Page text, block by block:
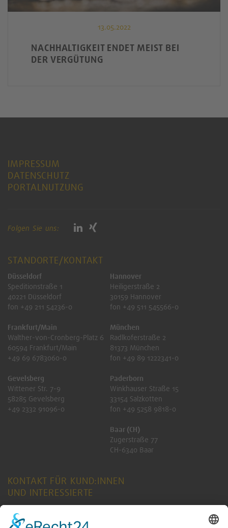
13.05.2022
NACHHALTIGKEIT ENDET MEIST BEI
DER VERGÜTUNG
IMPRESSUM
DATENSCHUTZ
PORTALNUTZUNG
Folgen Sie uns:
STANDORTE/KONTAKT
Düsseldorf
Speditionstraße 1
40221 Düsseldorf
fon +49 211 54236-0
Frankfurt/Main
Walther-von-Cronberg-Platz 6
60594 Frankfurt/Main
+49 69 6783060-0
Gevelsberg
Wittener Str. 7-9
58285 Gevelsberg
+49 2332 91096-0
Hannover
Heiligerstraße 2
30159 Hannover
fon +49 511 545566-0
München
Radlkoferstraße 2
81373 München
fon +49 89 1222341-0
Paderborn
Winkhauser Straße 15
33154 Salzkotten
fon +49 5258 9818-0
Baar (CH)
Zugerstraße 77
CH-6340 Baar
KONTAKT FÜR KUND:INNEN
UND INTERESSIERTE